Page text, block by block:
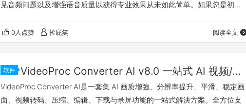
见音频问题以及增强语音质量以获得专业效果从未如此简单。如果您是初学
频专业人士的日常需求。 更多详情请访问官网：点击前往 兼容 兼容系统：
兼容的宿主软件： 独立软件： 我有话要说 下载地址
0人点赞 捡屁笑 阅读全文
软件 VideoProc Converter AI v8.0 一站式 AI 视频/图片增強与转码软件 (Win&Mac)
VideoProc Converter AI是一套集 AI 画质增強、分辨率提升、平滑、稳定画
面、视频转码、压缩、编辑、下载与录屏功能的一站式解決方案。全方位支